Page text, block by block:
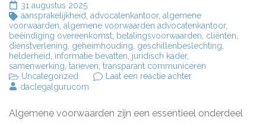
31 augustus 2025
aansprakelijkheid advocatenkantoor, algemene
voorwaarden algemene voorwaarden advocatenkantoor,
beëindiging overeenkomst betalingsvoorwaarden cliënten
dienstverlening geheimhouding geschillenbeslechting
helderheid
informatie bevatten juridisch kader,
samenwerking tarieven transparant communiceren
Uncategorized
Laat een reactie achterop
Algemene
daclegalgurucom
Algemene voorwaarden zijn een essentieel onderdeel